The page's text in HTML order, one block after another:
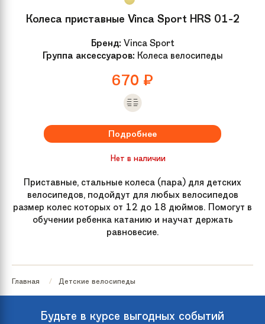
Колеса приставные Vinca Sport HRS 01-2
Бренд: Vinca Sport
Группа аксессуаров: Колеса велосипеды
670 ₽
Подробнее
Нет в наличии
Приставные, стальные колеса (пара) для детских
велосипедов, подойдут для любых велосипедов
размер колес которых от 12 до 18 дюймов. Помогут в
обучении ребенка катанию и научат держать
равновесие.
Главная Детские велосипеды
Будьте в курсе выгодных событий